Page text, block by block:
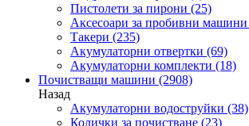
Пистолети за пирони (25)
Аксесоари за пробивни машини
Такери (235)
Акумулаторни отвертки (69)
Акумулаторни комплекти (18)
Почистващи машини (2908)
Назад
Акумулаторни водоструйки (38)
Колички за почистване (23)